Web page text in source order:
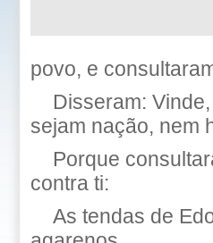
povo, e
Disseram:
sejam nação, nem
Porque
contra ti:
As tendas de